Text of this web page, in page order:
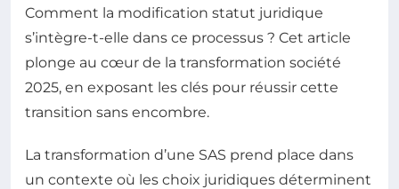
Comment la modification statut juridique
s’intègre-t-elle dans ce processus ? Cet article
plonge au cœur de la transformation société
2025, en exposant les clés pour réussir cette
transition sans encombre.
La transformation d’une SAS prend place dans
un contexte où les choix juridiques déterminent